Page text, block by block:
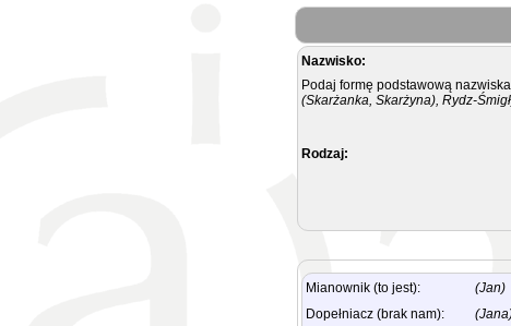
Nazwisko:
Podaj formę podstawową
(Skarżanka, Skarżyna), Rydz-
Rodzaj:
Mianownik (to jest): (Jan)
Dopełniacz (brak nam):